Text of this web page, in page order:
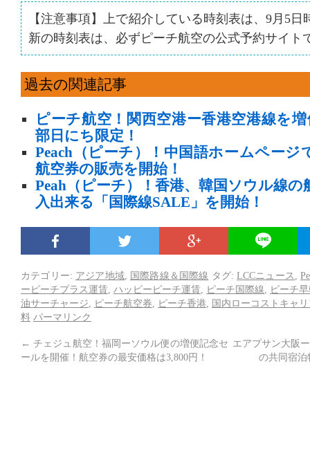
【注意事項】上で紹介している時刻表は、9月5
新の時刻表は、必ずピーチ航空の公式予約サイト
過去の関連記事
ピーチ航空！関西空港ー香港空港線を
部日にち限定！
Peach（ピーチ）！中国語ホームページ
航空券の販売を開始！
Peah（ピーチ）！香港、韓国ソウル線の
入出来る「国際線SALE」を開始！
カテゴリー: アジア地域 国際路線＆国際線 タグ:LCCニュース ,
ーピーチプラス運賃 ハッピーピーチ運賃 ピーチ国際線
ピーチ
油サーチャージ
ピーチ航空券 ピーチ香港
国内ローコストキャ
料 パーマリンク
← チェジュ航空！福岡ーソウル便の増便記念セ
ールを開催！航空券の最安価格は3,800円！
エアプサン大阪
の共同宿